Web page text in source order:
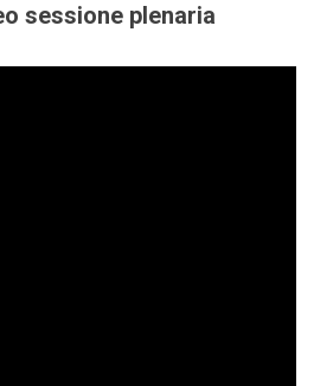
sessione plenaria